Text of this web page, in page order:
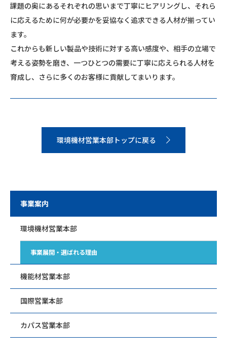
課題の奥にあるそれぞれの思いまで丁寧にヒアリングし、それら
に応えるために何が必要かを妥協なく追求できる人材が揃ってい
ます。
これからも新しい製品や技術に対する高い感度や、相手の立場で
考える姿勢を磨き、一つひとつの需要に丁寧に応えられる人材を
育成し、さらに多くのお客様に貢献してまいります。
環境機材営業本部トップに戻る
事業案内
環境機材営業本部
事業展開・選ばれる理由
機能材営業本部
国際営業本部
カパス営業本部